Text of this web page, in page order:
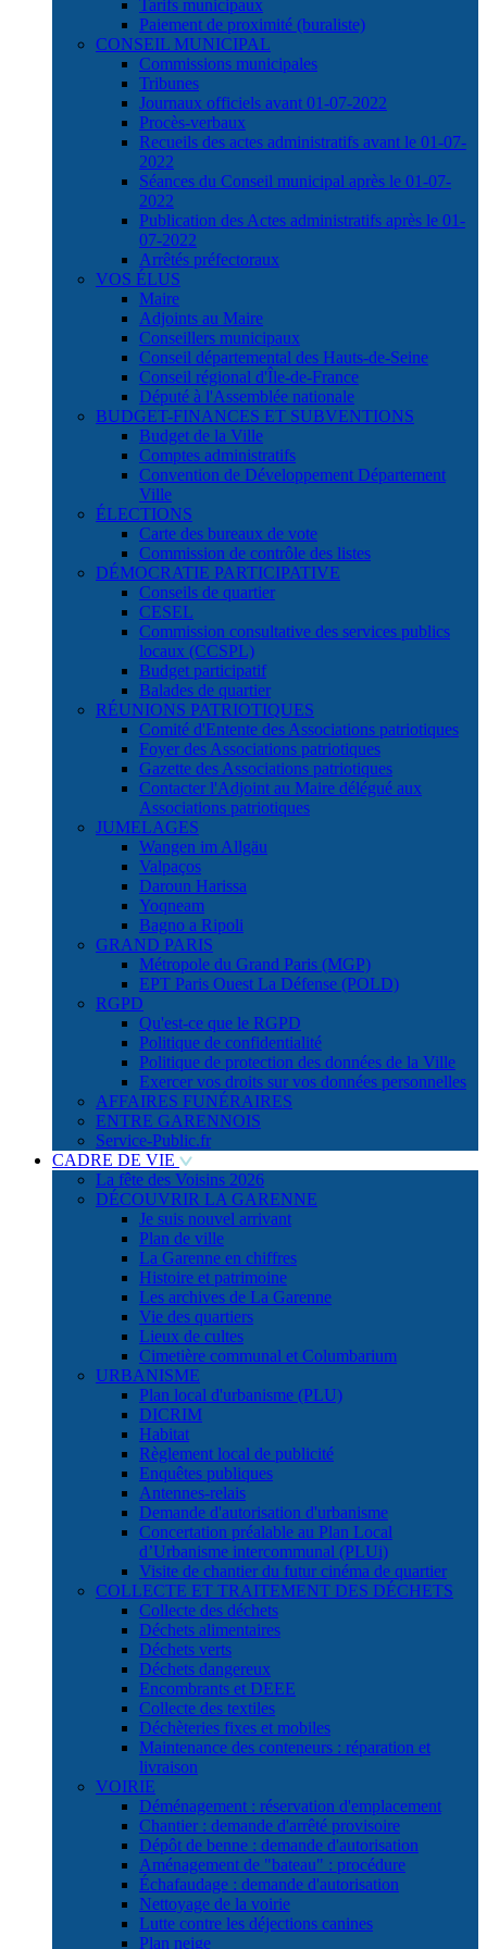
Tarifs municipaux
Paiement de proximité (buraliste)
CONSEIL MUNICIPAL
Commissions municipales
Tribunes
Journaux officiels avant 01-07-2022
Procès-verbaux
Recueils des actes administratifs avant le 01-07-
2022
Séances du Conseil municipal après le 01-07-
2022
Publication des Actes administratifs après le 01-
07-2022
Arrêtés préfectoraux
VOS ÉLUS
Maire
Adjoints au Maire
Conseillers municipaux
Conseil départemental des Hauts-de-Seine
Conseil régional d'Île-de-France
Député à l'Assemblée nationale
BUDGET-FINANCES ET SUBVENTIONS
Budget de la Ville
Comptes administratifs
Convention de Développement Département
Ville
ÉLECTIONS
Carte des bureaux de vote
Commission de contrôle des listes
DÉMOCRATIE PARTICIPATIVE
Conseils de quartier
CESEL
Commission consultative des services publics
locaux (CCSPL)
Budget participatif
Balades de quartier
RÉUNIONS PATRIOTIQUES
Comité d'Entente des Associations patriotiques
Foyer des Associations patriotiques
Gazette des Associations patriotiques
Contacter l'Adjoint au Maire délégué aux
Associations patriotiques
JUMELAGES
Wangen im Allgäu
Valpaços
Daroun Harissa
Yoqneam
Bagno a Ripoli
GRAND PARIS
Métropole du Grand Paris (MGP)
EPT Paris Ouest La Défense (POLD)
RGPD
Qu'est-ce que le RGPD
Politique de confidentialité
Politique de protection des données de la Ville
Exercer vos droits sur vos données personnelles
AFFAIRES FUNÉRAIRES
ENTRE GARENNOIS
Service-Public.fr
CADRE DE VIE
La fête des Voisins 2026
DÉCOUVRIR LA GARENNE
Je suis nouvel arrivant
Plan de ville
La Garenne en chiffres
Histoire et patrimoine
Les archives de La Garenne
Vie des quartiers
Lieux de cultes
Cimetière communal et Columbarium
URBANISME
Plan local d'urbanisme (PLU)
DICRIM
Habitat
Règlement local de publicité
Enquêtes publiques
Antennes-relais
Demande d'autorisation d'urbanisme
Concertation préalable au Plan Local
d’Urbanisme intercommunal (PLUi)
Visite de chantier du futur cinéma de quartier
COLLECTE ET TRAITEMENT DES DÉCHETS
Collecte des déchets
Déchets alimentaires
Déchets verts
Déchets dangereux
Encombrants et DEEE
Collecte des textiles
Déchèteries fixes et mobiles
Maintenance des conteneurs : réparation et
livraison
VOIRIE
Déménagement : réservation d'emplacement
Chantier : demande d'arrêté provisoire
Dépôt de benne : demande d'autorisation
Aménagement de "bateau" : procédure
Échafaudage : demande d'autorisation
Nettoyage de la voirie
Lutte contre les déjections canines
Plan neige